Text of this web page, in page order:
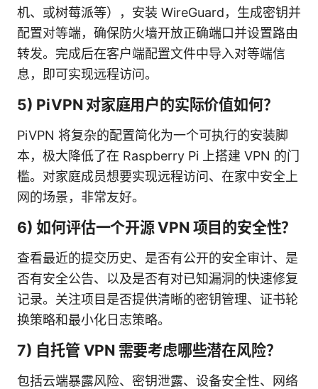
机、或树莓派等），安装 WireGuard，生成密钥并
配置对等端，确保防火墙开放正确端口并设置路由
转发。完成后在客户端配置文件中导入对等端信
息，即可实现远程访问。
5) PiVPN 对家庭用户的实际价值如何？
PiVPN 将复杂的配置简化为一个可执行的安装脚
本，极大降低了在 Raspberry Pi 上搭建 VPN 的门
槛。对家庭成员想要实现远程访问、在家中安全上
网的场景，非常友好。
6) 如何评估一个开源 VPN 项目的安全性？
查看最近的提交历史、是否有公开的安全审计、是
否有安全公告、以及是否有对已知漏洞的快速修复
记录。关注项目是否提供清晰的密钥管理、证书轮
换策略和最小化日志策略。
7) 自托管 VPN 需要考虑哪些潜在风险？
包括云端暴露风险、密钥泄露、设备安全性、网络